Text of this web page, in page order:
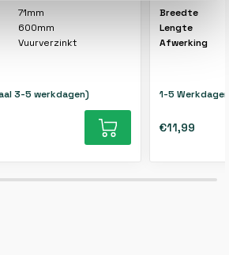
71mm
600mm
Vuurverzinkt
3-5 werkdagen)
Breedte
Lengte
Afwerking
1-5
€11,99